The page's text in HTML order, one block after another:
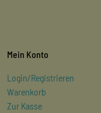
Mein Konto
Login/Registrieren
Warenkorb
Zur Kasse